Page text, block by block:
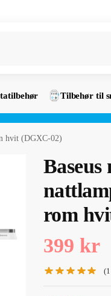
Tilbehør til
hvit (DGXC-02)
rom
399 kr
(1